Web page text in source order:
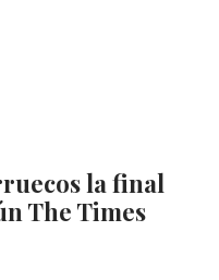
la final
The Times